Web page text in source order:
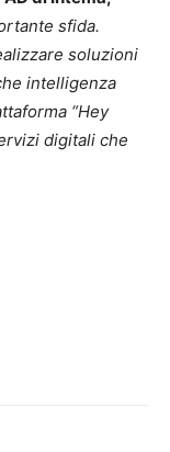
sfida.
soluzioni
intelligenza
“Hey
digitali che